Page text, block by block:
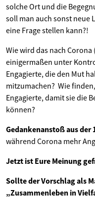
solche Ort und die
soll man auch sonst neue
eine Frage stellen kann?!
Wie wird das nach
einigermaßen unter
Engagierte, die den Mut
mitzumachen? Wie
Engagierte, damit sie die
können?
Gedankenanstoß aus der
während Corona mehr
Jetzt ist Eure Meinung
Sollte der Vorschlag als
„Zusammenleben in